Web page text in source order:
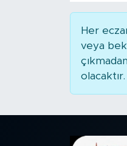
Her
veya
olacaktır.
YAZARLAR
EKONOMİ